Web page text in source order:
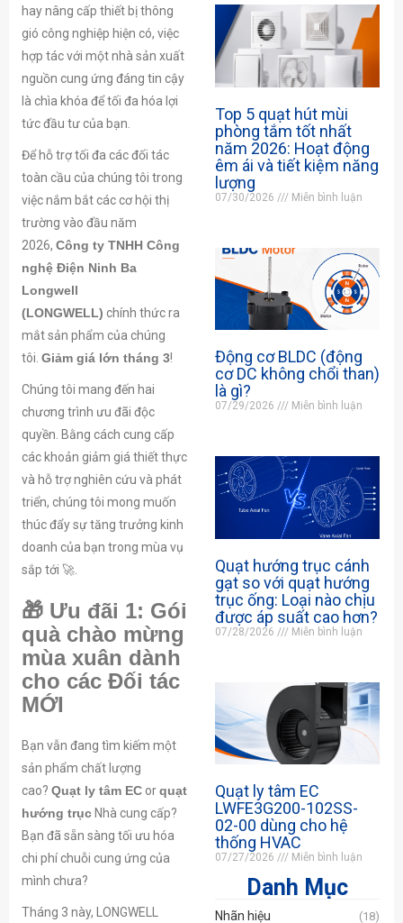
hay nâng cấp thiết bị thông
gió công nghiệp hiện có, việc
hợp tác với một nhà sản xuất
nguồn cung ứng đáng tin cậy
là chìa khóa để tối đa hóa lợi
tức đầu tư của bạn.
Để hỗ trợ tối đa các đối tác
toàn cầu của chúng tôi trong
việc nắm bắt các cơ hội thị
trường vào đầu năm
2026, Công ty TNHH Công
nghệ Điện Ninh Ba
Longwell
(LONGWELL) chính thức ra
mắt sản phẩm của chúng
tôi. Giảm giá lớn tháng 3!
Chúng tôi mang đến hai
chương trình ưu đãi độc
quyền. Bằng cách cung cấp
các khoản giảm giá thiết thực
và hỗ trợ nghiên cứu và phát
triển, chúng tôi mong muốn
thúc đẩy sự tăng trưởng kinh
doanh của bạn trong mùa vụ
sắp tới 🚀.
🎁 Ưu đãi 1: Gói
quà chào mừng
mùa xuân dành
cho các Đối tác
MỚI
Bạn vẫn đang tìm kiếm một
sản phẩm chất lượng
cao? Quạt ly tâm EC orquạt
hướng trục Nhà cung cấp?
Bạn đã sẵn sàng tối ưu hóa
chi phí chuỗi cung ứng của
mình chưa?
Tháng 3 này, LONGWELL
Top 5 quạt hút mùi
phòng tắm tốt nhất
năm 2026: Hoạt động
êm ái và tiết kiệm năng
lượng
07/30/2026 Miễn bình luận
Động cơ BLDC (động
cơ DC không chổi than)
là gì?
07/29/2026 Miễn bình luận
Quạt hướng trục cánh
gạt so với quạt hướng
trục ống: Loại nào chịu
được áp suất cao hơn?
07/28/2026 Miễn bình luận
Quạt ly tâm EC
LWFE3G200-102SS-
02-00 dùng cho hệ
thống HVAC
07/27/2026 Miễn bình luận
Danh Mục
Nhãn hiệu (18)